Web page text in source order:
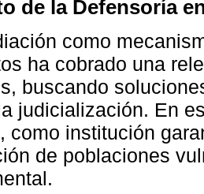
de la Defensoría
como
ha cobrado una
buscando
judicialización. En
como institución
de poblaciones